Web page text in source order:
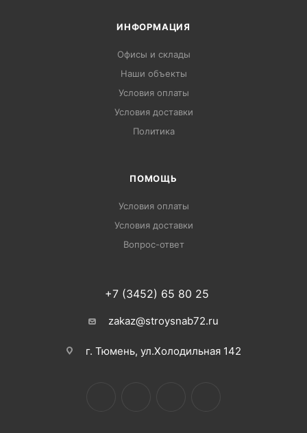
ИНФОРМАЦИЯ
Офисы и склады
Наши объекты
Условия оплаты
Условия доставки
Политика
ПОМОЩЬ
Условия оплаты
Условия доставки
Вопрос-ответ
+7 (3452) 65 80 25
zakaz@stroysnab72.ru
г. Тюмень, ул.Холодильная 142